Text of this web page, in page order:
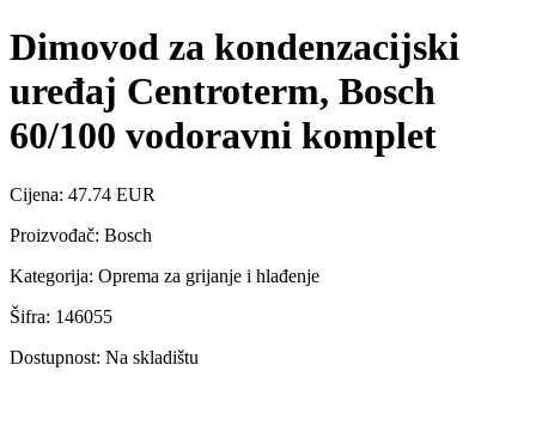
Dimovod za kondenzacijski
uređaj Centroterm, Bosch
60/100 vodoravni komplet
Cijena: 47.74 EUR
Proizvođač: Bosch
Kategorija: Oprema za grijanje i hlađenje
Šifra: 146055
Dostupnost: Na skladištu